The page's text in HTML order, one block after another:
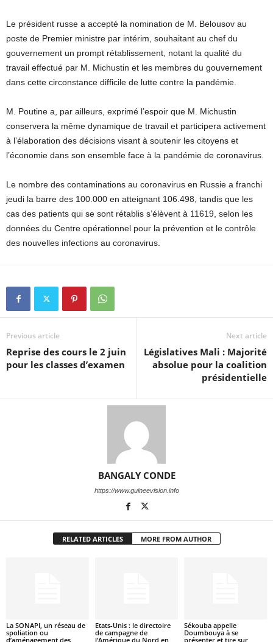
Le président russe a accepté la nomination de M. Belousov au
poste de Premier ministre par intérim, souhaitant au chef du
gouvernement un prompt rétablissement, notant la qualité du
travail effectué par M. Michustin et les membres du gouvernement
dans cette circonstance difficile de lutte contre la pandémie.
M. Poutine a, par ailleurs, exprimé l’espoir que M. Michustin
conservera la même dynamique de travail et participera activement
à l’élaboration des décisions visant à soutenir les citoyens et
l’économie dans son ensemble face à la pandémie de coronavirus.
Le nombre des contaminations au coronavirus en Russie a franchi
jeudi la barre des 100.000 en atteignant 106.498, tandis que les
cas des patients qui se sont rétablis s’élèvent à 11619, selon les
données du Centre opérationnel pour la prévention et le contrôle
des nouvelles infections au coronavirus.
Previous article
Reprise des cours le 2 juin
pour les classes d’examen
Next article
Législatives Mali : Majorité
absolue pour la coalition
présidentielle
BANGALY CONDE
https://www.guineevision.info
RELATED ARTICLES MORE FROM AUTHOR
La SONAPI, un réseau de
spoliation ou
d’aménagement des
Etats-Unis : le directoire
de campagne de
l’Amérique du Nord en
Sékouba appelle
Doumbouya à se
présenter et tire sur